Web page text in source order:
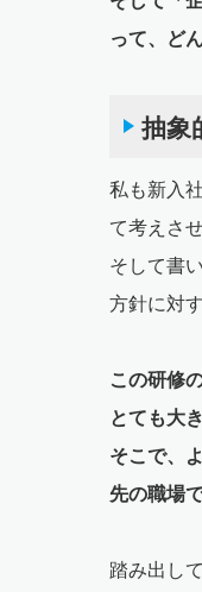
って、ど
抽象
私も新入
て考えさ
そして書
方針に対
この研修
とても大
そこで、
先の職場
踏み出し